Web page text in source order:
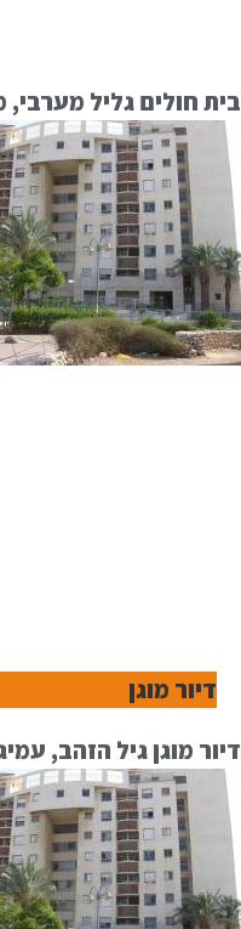
בית חולים גליל
דיור מוגן
דיור מוגן גיל הזהב,